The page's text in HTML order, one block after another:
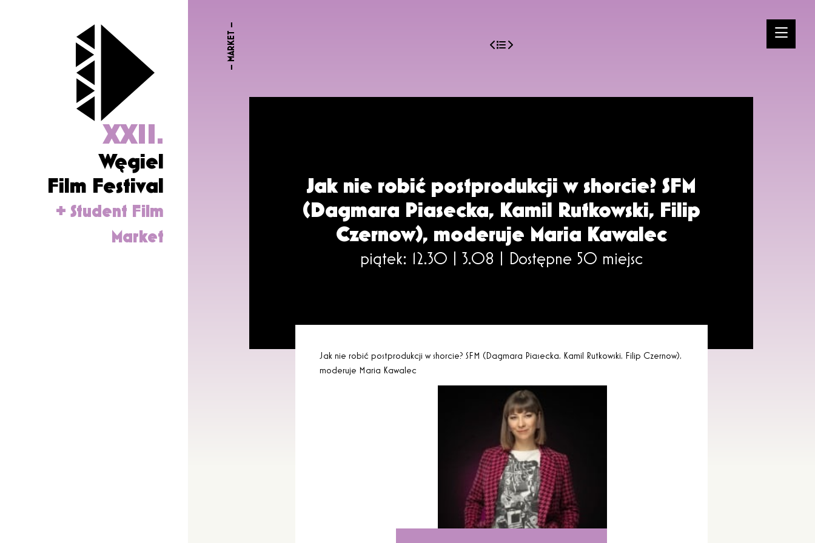
XXII.
Węgiel
Film Festival
+ Student Film
Market
– MARKET –
Jak nie robić postprodukcji w shorcie? SFM
(Dagmara Piasecka, Kamil Rutkowski, Filip
Czernow), moderuje Maria Kawalec
piątek: 12.30 | 3.08 | Dostępne 50 miejsc
Jak nie robić postprodukcji w shorcie? SFM (Dagmara Piasecka, Kamil Rutkowski, Filip Czernow),
moderuje Maria Kawalec